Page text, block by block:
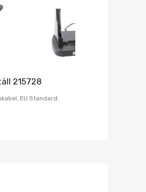
215728
EU Standard.